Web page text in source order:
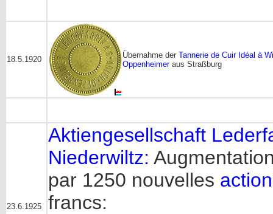
18.5.1920 Übernahme der Tannerie de Cuir Idéal à
Oppenheimeraus Straßburg
23.6.1925
Aktiengesellschaft
Niederwiltz:
par 1250 nouvelles
francs: